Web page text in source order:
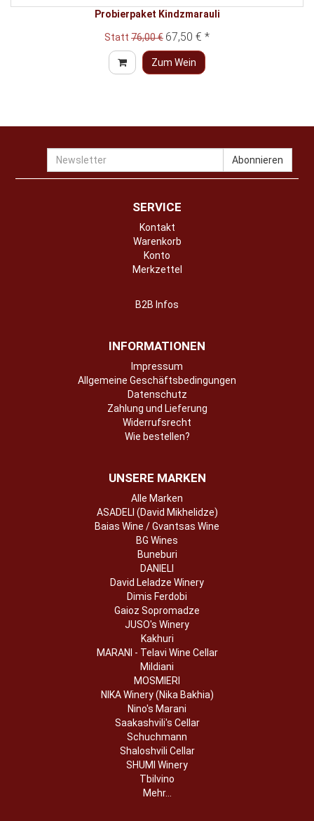
Probierpaket Kindzmarauli
Statt 76,00 € 67,50 € *
Zum Wein
Newsletter Abonnieren
SERVICE
Kontakt
Warenkorb
Konto
Merkzettel
B2B Infos
INFORMATIONEN
Impressum
Allgemeine Geschäftsbedingungen
Datenschutz
Zahlung und Lieferung
Widerrufsrecht
Wie bestellen?
UNSERE MARKEN
Alle Marken
ASADELI (David Mikhelidze)
Baias Wine / Gvantsas Wine
BG Wines
Buneburi
DANIELI
David Leladze Winery
Dimis Ferdobi
Gaioz Sopromadze
JUSO's Winery
Kakhuri
MARANI - Telavi Wine Cellar
Mildiani
MOSMIERI
NIKA Winery (Nika Bakhia)
Nino's Marani
Saakashvili's Cellar
Schuchmann
Shaloshvili Cellar
SHUMI Winery
Tbilvino
Mehr...